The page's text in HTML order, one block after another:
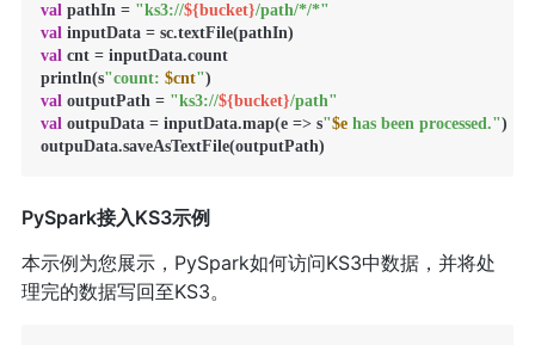
val pathIn = "ks3://${bucket}/path/*/*"
val
val cnt = inputData.count
println(s"count: $cnt"
val outputPath = "ks3://${bucket}/path"
val outpuData = inputData.map(e => s"$e has been processed.")
outpuData.saveAsTextFile(outputPath)
PySpark接入KS3示例
本示例为您展示，PySpark如何访问KS3中数据，并将处
理完的数据写回至KS3。